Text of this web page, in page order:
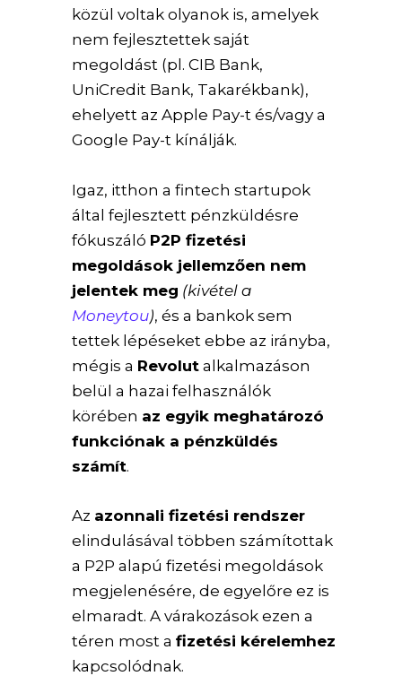
közül voltak olyanok is, amelyek
nem fejlesztettek saját
megoldást (pl. CIB Bank,
UniCredit Bank, Takarékbank),
ehelyett az Apple Pay-t és/vagy a
Google Pay-t kínálják.
Igaz, itthon a fintech startupok
által fejlesztett pénzküldésre
fókuszáló P2P fizetési
megoldások jellemzően nem
jelentek meg (kivétel a
Moneytou), és a bankok sem
tettek lépéseket ebbe az irányba,
mégis a Revolut alkalmazáson
belül a hazai felhasználók
körében az egyik meghatározó
funkciónak a pénzküldés
számít.
Az azonnali fizetési rendszer
elindulásával többen számítottak
a P2P alapú fizetési megoldások
megjelenésére, de egyelőre ez is
elmaradt. A várakozások ezen a
téren most afizetési kérelemhez
kapcsolódnak.